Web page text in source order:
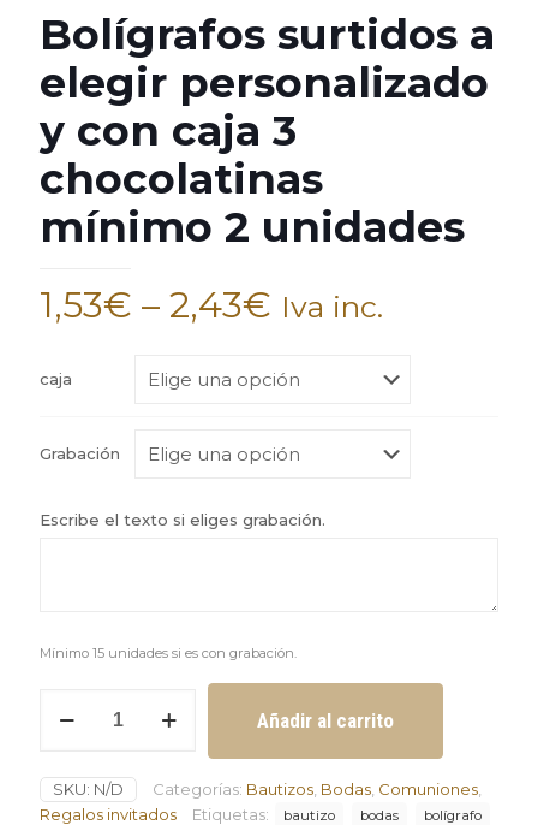
Bolígrafos surtidos a
elegir personalizado
y con caja 3
chocolatinas
mínimo 2 unidades
1,53€ – 2,43€ Iva inc.
caja
Grabación
Escribe el texto si eliges grabación.
Mínimo 15 unidades si es con grabación.
surtidos
personalizado
y
Añadir al carrito
SKU: N/D Categorías: Bautizos Bodas Comuniones
Regalos invitados
Etiquetas: bautizo bodas
bolígrafo